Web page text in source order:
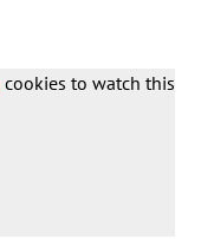
cookies to watch this